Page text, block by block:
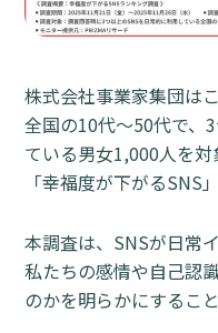
株式会社事業家集団は
全国の10代〜50代で、
ている男女1,000人を対
「幸福度が下がるSNS
本調査は、SNSが日常
私たちの感情や自己認
のかを明らかにするこ